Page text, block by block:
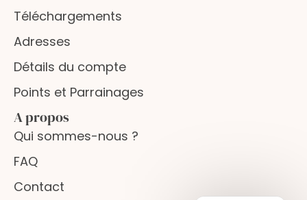
Téléchargements
Adresses
Détails du compte
Points et Parrainages
A propos
Qui sommes-nous ?
FAQ
Contact